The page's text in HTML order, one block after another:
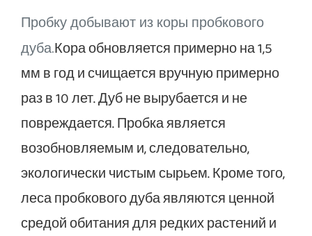
Пробку добывают из коры пробкового
дуба.Кора обновляется примерно на 1,5
мм в год и счищается вручную примерно
раз в 10 лет. Дуб не вырубается и не
повреждается. Пробка является
возобновляемым и, следовательно,
экологически чистым сырьем. Кроме того,
леса пробкового дуба являются ценной
средой обитания для редких растений и